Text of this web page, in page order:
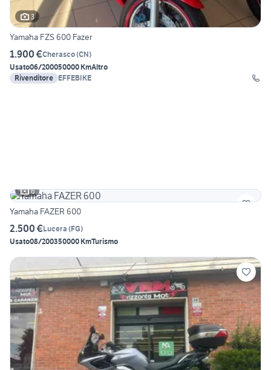
3
Yamaha FZS 600 Fazer
1.900 €Cherasco(CN)
Usato06/200050000 KmAltro
Rivenditore EFFEBIKE
6
Yamaha FAZER 600
2.500 €Lucera (FG)
Usato08/200350000 KmTurismo